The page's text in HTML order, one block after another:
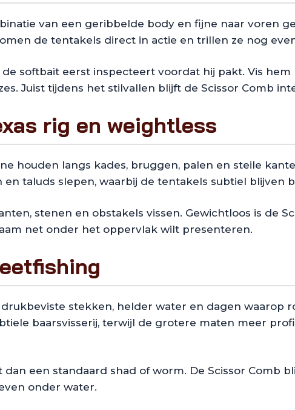
van een geribbelde body en fijne naar voren
de tentakels direct in actie en trillen ze nog
softbait eerst inspecteert voordat hij pakt. Vis hem
Juist tijdens het stilvallen blijft de Scissor Comb
rig en weightless
houden langs kades, bruggen, palen en steile
taluds slepen, waarbij de tentakels subtiel blijven
stenen en obstakels vissen. Gewichtloos is de
net onder het oppervlak wilt presenteren.
stekken, helder water en dagen waarop
baarsvisserij, terwijl de grotere maten meer
een standaard shad of worm. De Scissor Comb
onder water.